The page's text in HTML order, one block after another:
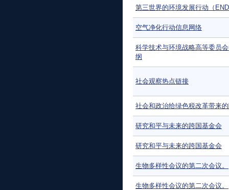
第三世界的环境发展行动（
空气净化行动信息网络
科学技术与环境战略高等委员
纲
社会观察热点链接
社会和政治给绿色税改革带来
研究和平与未来的跨国基金会
研究和平与未来的跨国基金会
生物多样性会议的第二次会议。
生物多样性会议的第二次会议。